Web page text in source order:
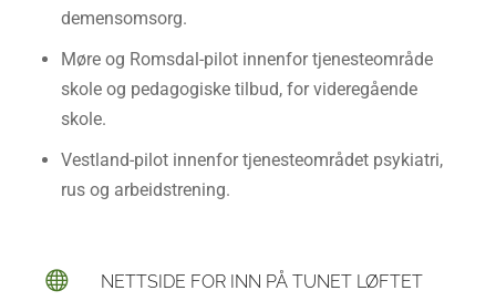
demensomsorg.
Møre og Romsdal-pilot innenfor tjenesteområde
skole og pedagogiske tilbud, for videregående
skole.
Vestland-pilot innenfor tjenesteområdet psykiatri,
rus og arbeidstrening.
NETTSIDE FOR INN PÅ TUNET LØFTET